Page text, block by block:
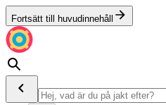
Fortsätt till huvudinnehåll